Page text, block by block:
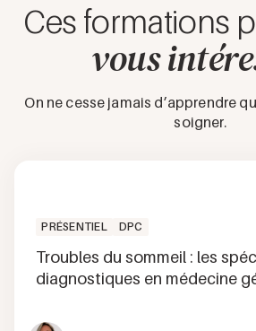
Ces formations
vous
On ne cesse jamais d’apprendre
soigner.
PRÉSENTIEL DPC
Troubles du sommeil : les
diagnostiques en médecine